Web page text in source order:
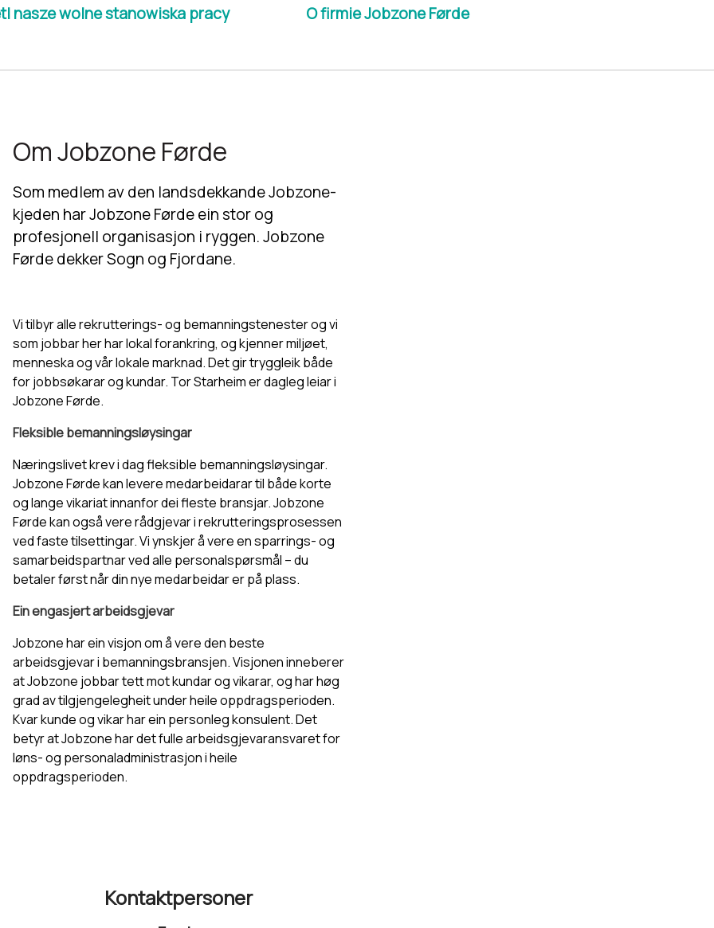
nasze wolne stanowiska pracy O firmie Jobzone Førde
Om Jobzone Førde
Som medlem av den landsdekkande Jobzone-
kjeden har Jobzone Førde ein stor og
profesjonell organisasjon i ryggen. Jobzone
Førde dekker Sogn og Fjordane.
Vi tilbyr alle rekrutterings- og bemanningstenester og vi
som jobbar her har lokal forankring, og kjenner miljøet,
menneska og vår lokale marknad. Det gir tryggleik både
for jobbsøkarar og kundar. Tor Starheim er dagleg leiar i
Jobzone Førde.
Fleksible bemanningsløysingar
Næringslivet krev i dag fleksible bemanningsløysingar.
Jobzone Førde kan levere medarbeidarar til både korte
og lange vikariat innanfor dei fleste bransjar. Jobzone
Førde kan også vere rådgjevar i rekrutteringsprosessen
ved faste tilsettingar. Vi ynskjer å vere en sparrings- og
samarbeidspartnar ved alle personalspørsmål – du
betaler først når din nye medarbeidar er på plass.
Ein engasjert arbeidsgjevar
Jobzone har ein visjon om å vere den beste
arbeidsgjevar i bemanningsbransjen. Visjonen inneberer
at Jobzone jobbar tett mot kundar og vikarar, og har høg
grad av tilgjengelegheit under heile oppdragsperioden.
Kvar kunde og vikar har ein personleg konsulent. Det
betyr at Jobzone har det fulle arbeidsgjevaransvaret for
løns- og personaladministrasjon i heile
oppdragsperioden.
Kontaktpersoner